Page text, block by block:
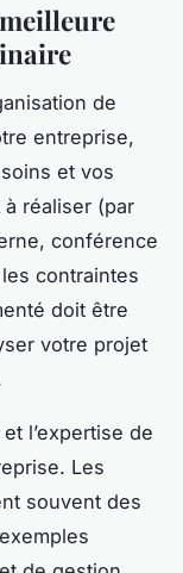
de
entreprise,
et vos
à réaliser (par
conférence
contraintes
doit être
votre projet
l’expertise de
Les
souvent des